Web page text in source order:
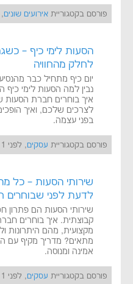
פורסם בקטגוריית אירועים שונים,
הסעות לימי כיף –
לחלק מהחוויה
יום כיף מתחיל כבר
נבין למה הסעות לימי כיף
איך בוחרים חברת הסעות
לצרכים שלכם, ואיך
בפני עצמה.
פורסם בקטגוריית עסקים, לפני 1 שנים 3 חודשים
שירותי הסעות – כל
לדעת לפני שבוחרים
שירותי הסעות הם פתרון
קבוצתית. איך בוחרים
מקצועית, מהם היתרונות
מתאים? מדריך מקיף עם
אמינה ומנוסה.
פורסם בקטגוריית עסקים, לפני 1 שנים 3 חודשים